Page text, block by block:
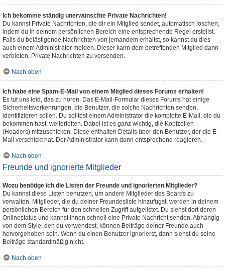
Ich bekomme ständig unerwünschte Private Nachrichten!
Du kannst Private Nachrichten, die dir ein Mitglied sendet, automatisch löschen,
indem du in deinem persönlichen Bereich eine entsprechende Regel erstellst.
Falls du belästigende Nachrichten von jemandem erhältst, so kannst du dies
auch einem Administrator melden. Dieser kann dem betreffenden Mitglied dann
verbieten, Private Nachrichten zu versenden.
Nach oben
Ich habe eine Spam-E-Mail von einem Mitglied dieses Forums erhalten!
Es tut uns leid, das zu hören. Das E-Mail-Formular dieses Forums hat einige
Sicherheitsvorkehrungen, die Benutzer, die solche Nachrichten senden,
identifizieren sollen. Du solltest einem Administrator die komplette E-Mail, die du
bekommen hast, weiterleiten. Dabei ist es ganz wichtig, die Kopfzeilen
(Headers) mitzuschicken. Diese enthalten Details über den Benutzer, der die E-
Mail verschickt hat. Der Administrator kann dann entsprechend reagieren.
Nach oben
Freunde und ignorierte Mitglieder
Wozu benötige ich die Listen der Freunde und ignorierten Mitglieder?
Du kannst diese Listen benutzen, um andere Mitglieder des Boards zu
verwalten. Mitglieder, die du deiner Freundesliste hinzufügst, werden in deinem
persönlichen Bereich für den schnellen Zugriff aufgelistet. Du siehst dort deren
Onlinestatus und kannst ihnen schnell eine Private Nachricht senden. Abhängig
von dem Style, den du verwendest, können Beiträge deiner Freunde auch
hervorgehoben sein. Wenn du einen Benutzer ignorierst, dann siehst du seine
Beiträge standardmäßig nicht.
Nach oben